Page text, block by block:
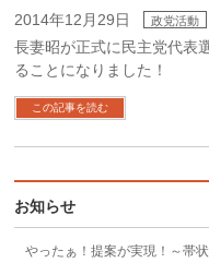
2014年12月29日 政党活動
長妻昭が正式に民主党代表
ることになりました！
この記事を読む
お知らせ
やったぁ！提案が実現！～帯